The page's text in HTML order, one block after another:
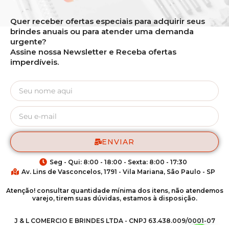
Quer receber ofertas especiais para adquirir seus
brindes anuais ou para atender uma demanda
urgente?
Assine nossa Newsletter e Receba ofertas
imperdíveis.
ENVIAR
Seg - Qui: 8:00 - 18:00 - Sexta: 8:00 - 17:30
Av. Lins de Vasconcelos, 1791 - Vila Mariana, São Paulo - SP
Atenção! consultar quantidade mínima dos itens, não atendemos
varejo, tirem suas dúvidas, estamos à disposição.
J & L COMERCIO E BRINDES LTDA - CNPJ 63.438.009/0001-07